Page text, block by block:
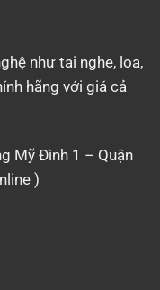
như tai nghe, loa,
hãng với giá cả
Mỹ Đình 1 – Quận
)